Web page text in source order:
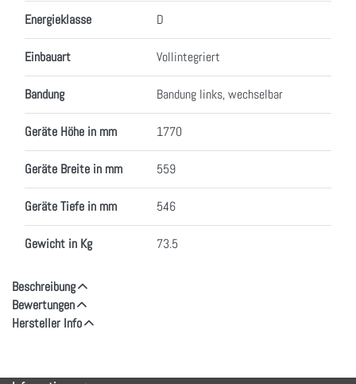
Energieklasse D
Einbauart Vollintegriert
Bandung Bandung links, wechselbar
Geräte Höhe in mm 1770
Geräte Breite in mm 559
Geräte Tiefe in mm 546
Gewicht in Kg 73.5
Beschreibung
Bewertungen
Hersteller Info